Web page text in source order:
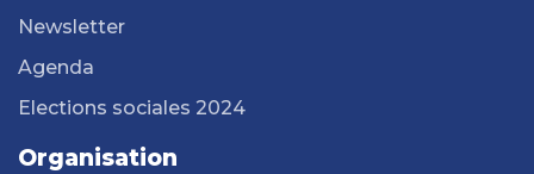
Newsletter
Agenda
Elections sociales 2024
Organisation